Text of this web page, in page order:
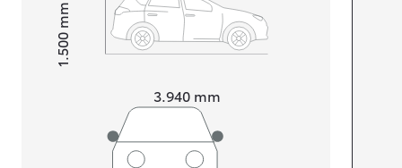
3.940 mm
Højt1.500
mm